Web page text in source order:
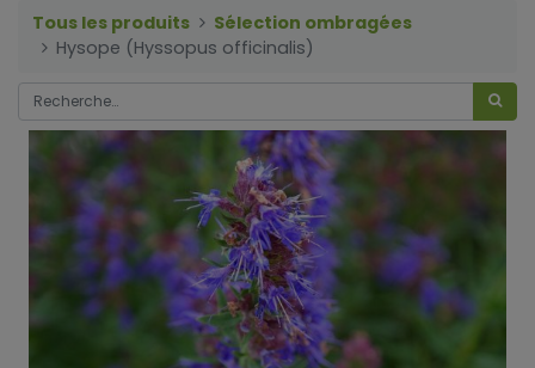
Tous les produits
Sélection ombragées
Hysope (Hyssopus officinalis)